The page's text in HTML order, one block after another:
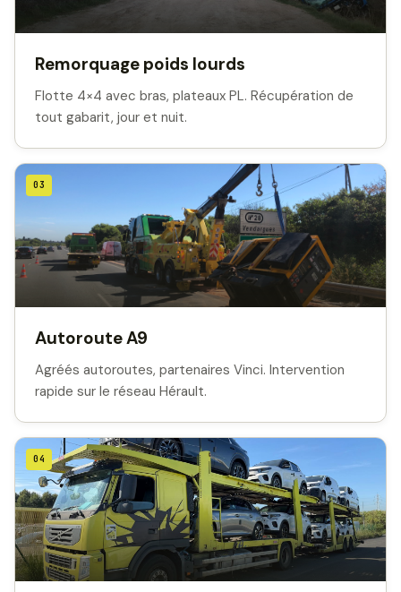
Remorquage poids lourds
Flotte 4×4 avec bras, plateaux PL. Récupération de
tout gabarit, jour et nuit.
03
Autoroute A9
Agréés autoroutes, partenaires Vinci. Intervention
rapide sur le réseau Hérault.
04